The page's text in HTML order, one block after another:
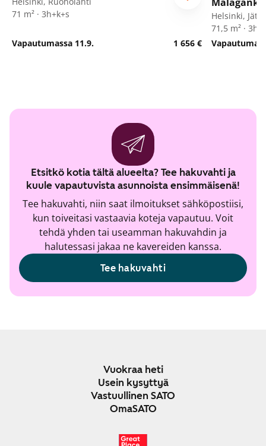
71 m² · 3h+k+s
Vapautumassa 11.9. 1 656 €
Helsinki,
71,5 m² ·
Etsitkö kotia tältä alueelta? Tee hakuvahti ja
kuule vapautuvista asunnoista ensimmäisenä!
Tee hakuvahti, niin saat ilmoitukset sähköpostiisi,
kun toiveitasi vastaavia koteja vapautuu. Voit
tehdä yhden tai useamman hakuvahdin ja
halutessasi jakaa ne kavereiden kanssa.
Tee hakuvahti
Vuokraa heti
Usein kysyttyä
Vastuullinen SATO
OmaSATO